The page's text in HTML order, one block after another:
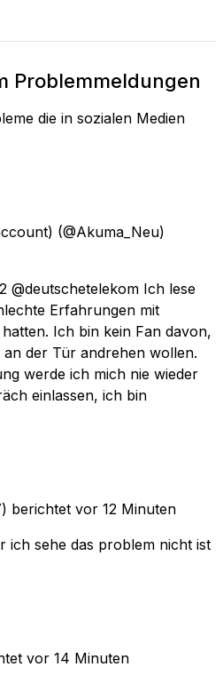
Problemmeldungen
die in sozialen Medien
(@Akuma_Neu)
@deutschetelekom Ich lese
Erfahrungen mit
Ich bin kein Fan davon,
der Tür andrehen wollen.
werde ich mich nie wieder
einlassen, ich bin
berichtet vor 12 Minuten
ich sehe das problem nicht ist
vor 14 Minuten